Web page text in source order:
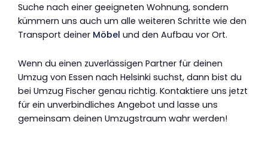
Suche nach einer geeigneten Wohnung, sondern
kümmern uns auch um alle weiteren Schritte wie den
Transport deiner Möbel und den Aufbau vor Ort.
Wenn du einen zuverlässigen Partner für deinen
Umzug von Essen nach Helsinki suchst, dann bist du
bei Umzug Fischer genau richtig. Kontaktiere uns jetzt
für ein unverbindliches Angebot und lasse uns
gemeinsam deinen Umzugstraum wahr werden!